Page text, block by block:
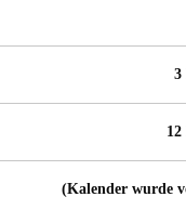
3
12
(Kalender wurde